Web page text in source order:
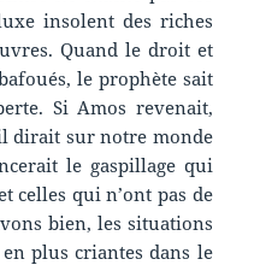
insolent des riches
Quand le droit et
le prophète sait
Si Amos revenait,
dirait sur notre monde
le gaspillage qui
celles qui n’ont pas de
bien, les situations
plus criantes dans le